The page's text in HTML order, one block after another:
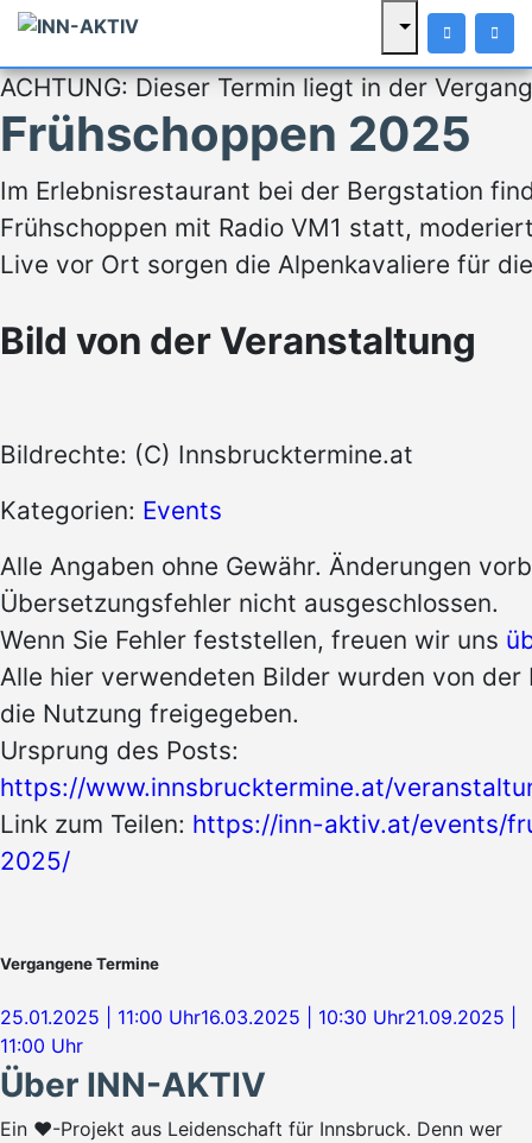
ACHTUNG: Dieser Termin liegt in der
Frühschoppen 2025
Im Erlebnisrestaurant bei der Bergstation
Frühschoppen mit Radio VM1 statt,
Live vor Ort sorgen die Alpenkavaliere für
Bild von der Veranstaltung
Bildrechte: (C) Innsbrucktermine.at
Kategorien: Events
Alle Angaben ohne Gewähr. Änderungen
Übersetzungsfehler nicht ausgeschlossen.
Wenn Sie Fehler feststellen, freuen wir uns
Alle hier verwendeten Bilder wurden von
die Nutzung freigegeben.
Ursprung des Posts:
https://www.innsbrucktermine.at/
Link zum Teilen: https://inn-aktiv.at/events/
2025/
Vergangene Termine
25.01.2025 | 11:00 Uhr16.03.2025 | 10:30 Uhr21.09.2025 |
11:00 Uhr
Über INN-AKTIV
Ein ♥-Projekt aus Leidenschaft für Innsbruck. Denn wer